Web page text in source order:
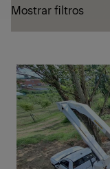
Mostrar filtros